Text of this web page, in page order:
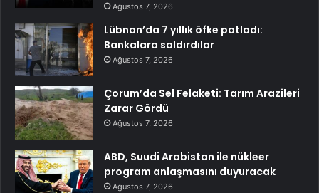
Ağustos 7, 2026
Lübnan’da 7 yıllık öfke patladı:
Bankalara saldırdılar
Ağustos 7, 2026
Çorum’da Sel Felaketi: Tarım Arazileri
Zarar Gördü
Ağustos 7, 2026
ABD, Suudi Arabistan ile nükleer
program anlaşmasını duyuracak
Ağustos 7, 2026